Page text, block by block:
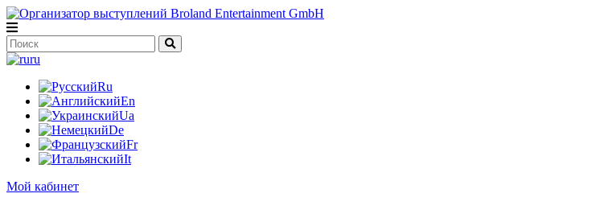
ru
Ru
En
Ua
De
Fr
It
Мой кабинет